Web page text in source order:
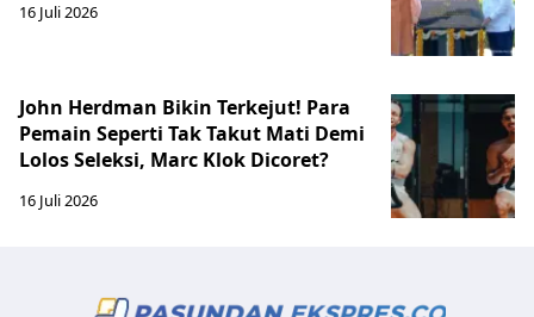
16 Juli 2026
John Herdman Bikin Terkejut! Para
Pemain Seperti Tak Takut Mati Demi
Lolos Seleksi, Marc Klok Dicoret?
16 Juli 2026